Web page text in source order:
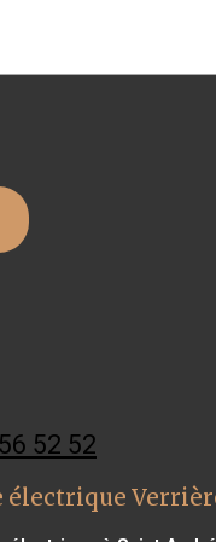
52 52